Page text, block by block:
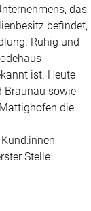
das
befindet,
Ruhig und
ist. Heute
Braunau sowie
die
Stelle.